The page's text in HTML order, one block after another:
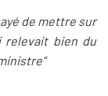
de mettre sur
relevait bien du